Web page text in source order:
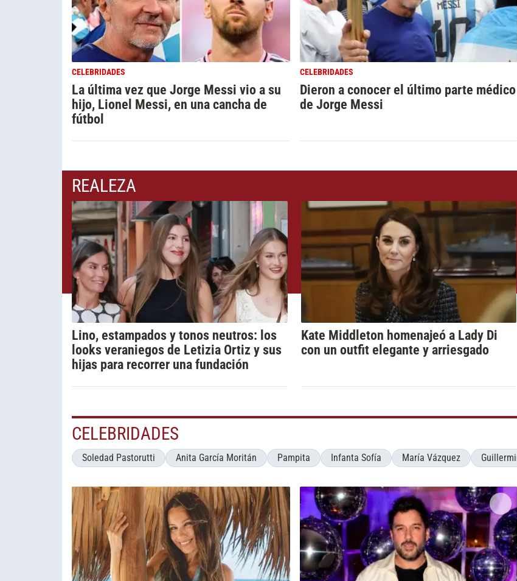
CELEBRIDADES
La última vez que Jorge Messi vio a su
hijo, Lionel Messi, en una cancha de
fútbol
CELEBRIDADES
Dieron a conocer el último parte médico
de Jorge Messi
REALEZA
Lino, estampados y tonos neutros: los
looks veraniegos de Letizia Ortiz y sus
hijas para recorrer una fundación
Kate Middleton homenajeó a Lady Di
con un outfit elegante y arriesgado
CELEBRIDADES
Soledad Pastorutti Anita García Moritán Pampita Infanta Sofía María Vázquez